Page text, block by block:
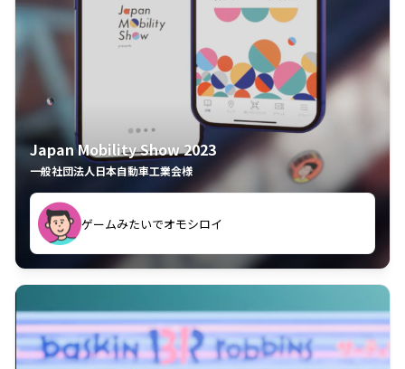
Japan Mobility Show 2023
一般社団法人日本自動車工業会様
ゲームみたいでオモシロイ
久々のモーターショーがアプリでもっと楽しめました